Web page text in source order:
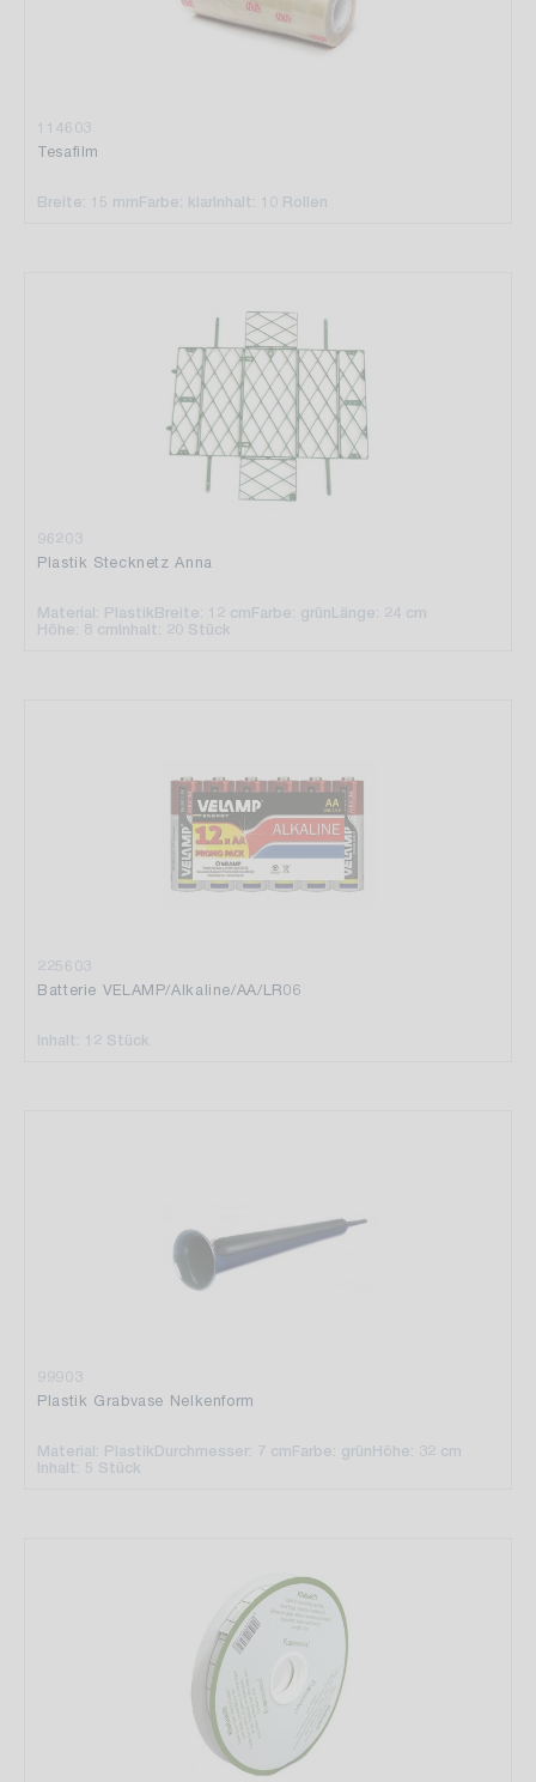
114603
Tesafilm
Breite: 15 mmFarbe: klarInhalt: 10 Rollen
96203
Plastik Stecknetz Anna
Material: PlastikBreite: 12 cmFarbe: grünLänge: 24 cm
Höhe: 8 cmInhalt: 20 Stück
225603
Batterie VELAMP/Alkaline/AA/LR06
Inhalt: 12 Stück
99903
Plastik Grabvase Nelkenform
Material: PlastikDurchmesser: 7 cmFarbe: grünHöhe: 32 cm
Inhalt: 5 Stück